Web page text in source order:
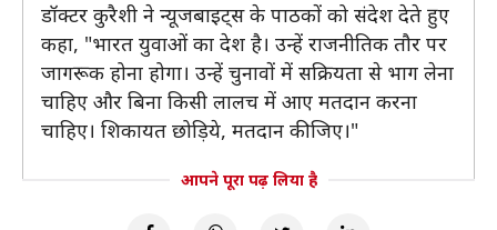
डॉक्टर कुरैशी ने न्यूजबाइट्स के पाठकों को संदेश देते हुए
कहा, "भारत युवाओं का देश है। उन्हें राजनीतिक तौर पर
जागरूक होना होगा। उन्हें चुनावों में सक्रियता से भाग लेना
चाहिए और बिना किसी लालच में आए मतदान करना
चाहिए। शिकायत छोड़िये, मतदान कीजिए।"
आपने पूरा पढ़ लिया है